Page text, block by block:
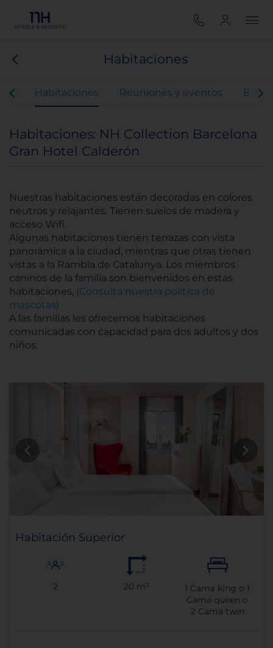
Habitaciones
Habitaciones Reuniones y eventos Bodas
Habitaciones: NH Collection Barcelona
Gran Hotel Calderón
Nuestras habitaciones están decoradas en colores
neutros y relajantes. Tienen suelos de madera y
acceso Wifi.
Algunas habitaciones tienen terrazas con vista
panorámica a la ciudad, mientras que otras tienen
vistas a la Rambla de Catalunya. Los miembros
caninos de la familia son bienvenidos en estas
habitaciones, (Consulta nuestra política de
mascotas)
A las familias les ofrecemos habitaciones
comunicadas con capacidad para dos adultos y dos
niños.
Habitación Superior
2 20 m² 1 Cama king o1
Cama queen o
2 Cama twin